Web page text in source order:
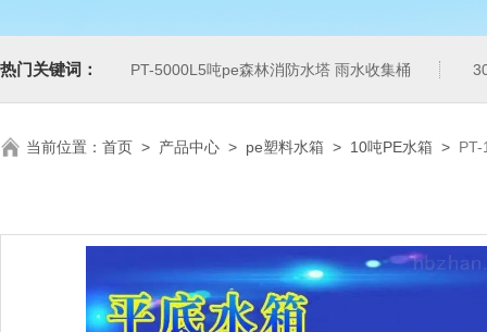
热门关键词： PT-5000L5吨pe森林消防水塔 雨水收集桶
当前位置： 首页 > 产品中心 > pe塑料水箱 > 10吨PE水箱 >